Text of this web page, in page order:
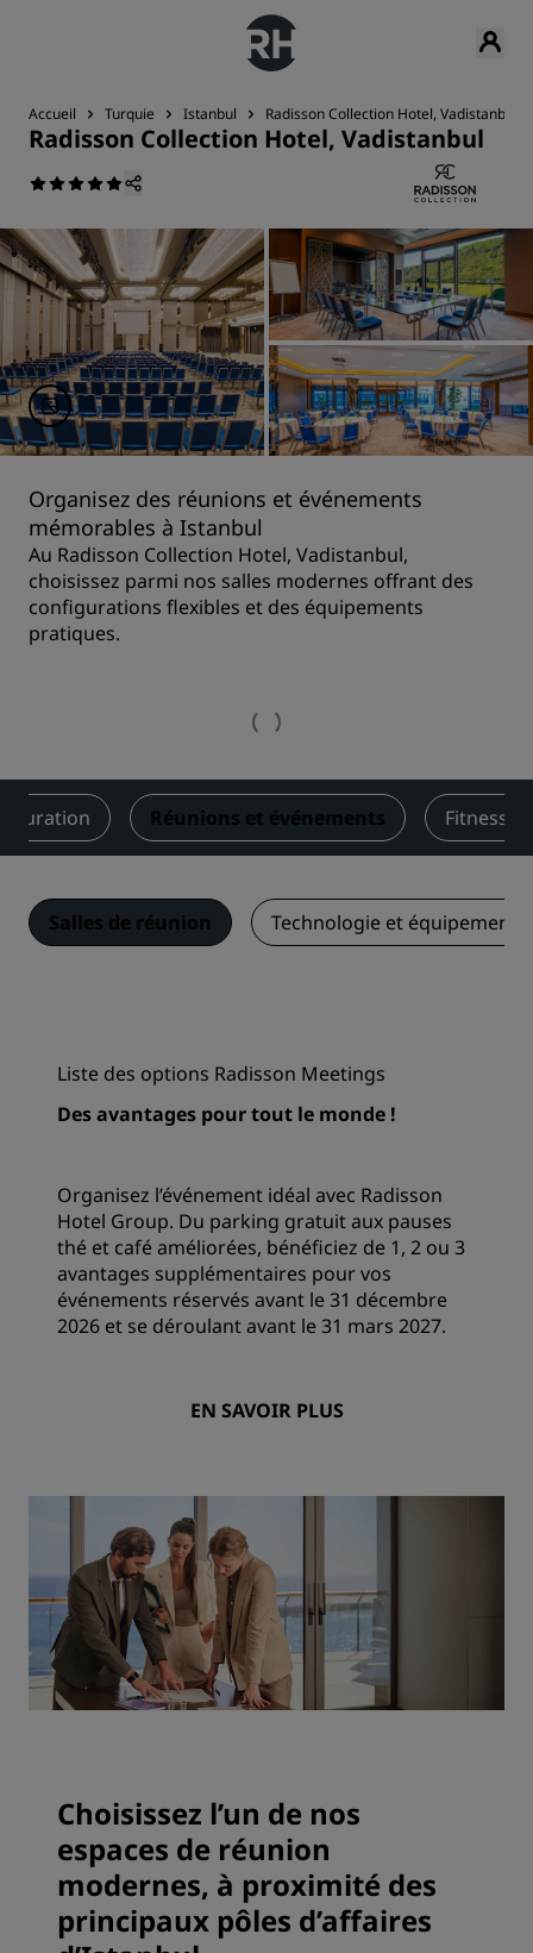
Accueil Turquie Istanbul Radisson Collection Hotel, Vadistanbul
Radisson Collection Hotel, Vadistanbul
Organisez des réunions et événements
mémorables à Istanbul
Au Radisson Collection Hotel, Vadistanbul,
choisissez parmi nos salles modernes offrant des
configurations flexibles et des équipements
pratiques.
Réunions et événements Fitness
Salles de réunion Technologie et équipements
Liste des options Radisson Meetings
Des avantages pour tout le monde !
Organisez l’événement idéal avec Radisson
Hotel Group. Du parking gratuit aux pauses
thé et café améliorées, bénéficiez de 1, 2 ou 3
avantages supplémentaires pour vos
événements réservés avant le 31 décembre
2026 et se déroulant avant le 31 mars 2027.
EN SAVOIR PLUS
Choisissez l’un de nos
espaces de réunion
modernes, à proximité des
principaux pôles d’affaires